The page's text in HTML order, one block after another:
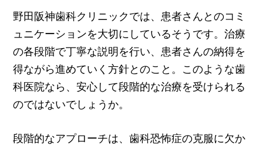
野田阪神歯科クリニックでは、患者さんとのコミ
ュニケーションを大切にしているそうです。治療
の各段階で丁寧な説明を行い、患者さんの納得を
得ながら進めていく方針とのこと。このような歯
科医院なら、安心して段階的な治療を受けられる
のではないでしょうか。
段階的なアプローチは、歯科恐怖症の克服に欠か